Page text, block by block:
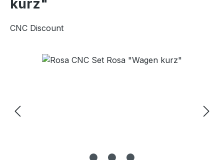
kurz"
CNC Discount
Bildergalerie überspringen